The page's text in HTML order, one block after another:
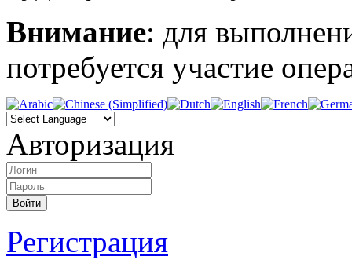
Внимание: для
потребуется участие
Авторизация
Регистрация